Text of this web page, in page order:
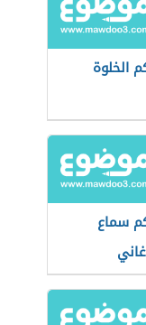
الخلوة
سماع